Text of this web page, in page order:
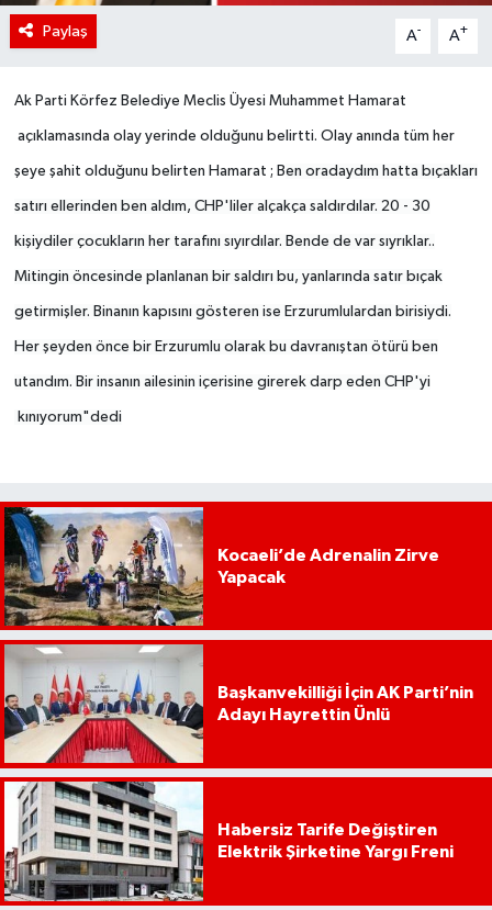
Paylaş A- A+
Ak Parti Körfez Belediye Meclis Üyesi Muhammet Hamarat
açıklamasında olay yerinde olduğunu belirtti. Olay anında tüm her
şeye şahit olduğunu belirten Hamarat ; Ben oradaydım hatta bıçakları
satırı ellerinden ben aldım, CHP'liler alçakça saldırdılar. 20 - 30
kişiydiler çocukların her tarafını sıyırdılar. Bende de var sıyrıklar..
Mitingin öncesinde planlanan bir saldırı bu, yanlarında satır bıçak
getirmişler. Binanın kapısını gösteren ise Erzurumlulardan birisiydi.
Her şeyden önce bir Erzurumlu olarak bu davranıştan ötürü ben
utandım. Bir insanın ailesinin içerisine girerek darp eden CHP'yi
kınıyorum"dedi
Kocaeli’de Adrenalin Zirve
Yapacak
Başkanvekilliği İçin AK Parti’nin
Adayı Hayrettin Ünlü
Habersiz Tarife Değiştiren
Elektrik Şirketine Yargı Freni